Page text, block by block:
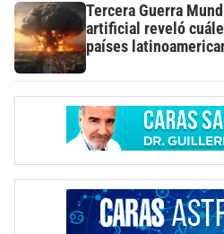
Tercera Guerra
artificial reveló
países